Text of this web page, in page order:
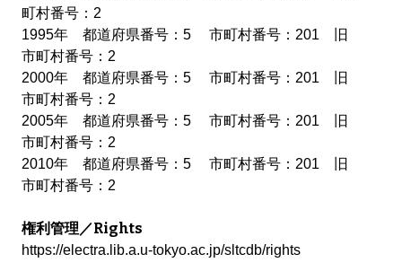
町村番号：2
1995年 都道府県番号：5 市町村番号：201 旧
市町村番号：2
2000年 都道府県番号：5 市町村番号：201 旧
市町村番号：2
2005年 都道府県番号：5 市町村番号：201 旧
市町村番号：2
2010年 都道府県番号：5 市町村番号：201 旧
市町村番号：2
権利管理／Rights
https://electra.lib.a.u-tokyo.ac.jp/sltcdb/rights